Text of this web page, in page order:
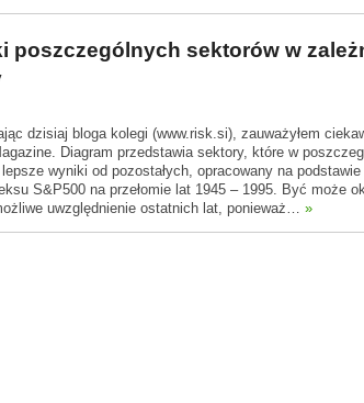
poszczególnych sektorów w
dzisiaj bloga kolegi (www.risk.si), zauważyłem
Diagram przedstawia sektory, które w
wyniki od pozostałych, opracowany na
S&P500 na przełomie lat 1945 – 1995. Być może
uwzględnienie ostatnich lat, ponieważ…
»